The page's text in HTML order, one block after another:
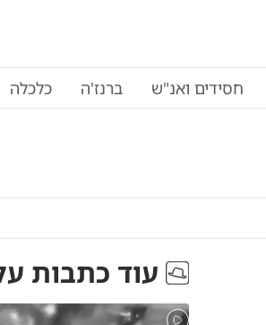
חסידים ואנ"ש ברנז'ה כלכלה
עוד כתבות